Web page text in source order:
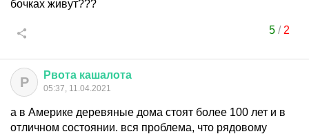
бочках живут???
5/ 2
Р Рвота кашалота
05:37, 11.04.2021
а в Америке деревяные дома стоят более 100 лет и в
отличном состоянии. вся проблема, что рядовому